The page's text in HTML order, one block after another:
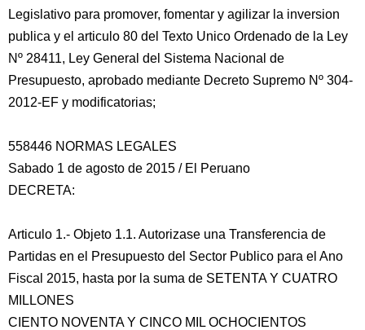
Legislativo para promover, fomentar y agilizar la inversion
publica y el articulo 80 del Texto Unico Ordenado de la Ley
Nº 28411, Ley General del Sistema Nacional de
Presupuesto, aprobado mediante Decreto Supremo Nº 304-
2012-EF y modificatorias;
558446 NORMAS LEGALES
Sabado 1 de agosto de 2015 / El Peruano
DECRETA:
Articulo 1.- Objeto 1.1. Autorizase una Transferencia de
Partidas en el Presupuesto del Sector Publico para el Ano
Fiscal 2015, hasta por la suma de SETENTA Y CUATRO
MILLONES
CIENTO NOVENTA Y CINCO MIL OCHOCIENTOS